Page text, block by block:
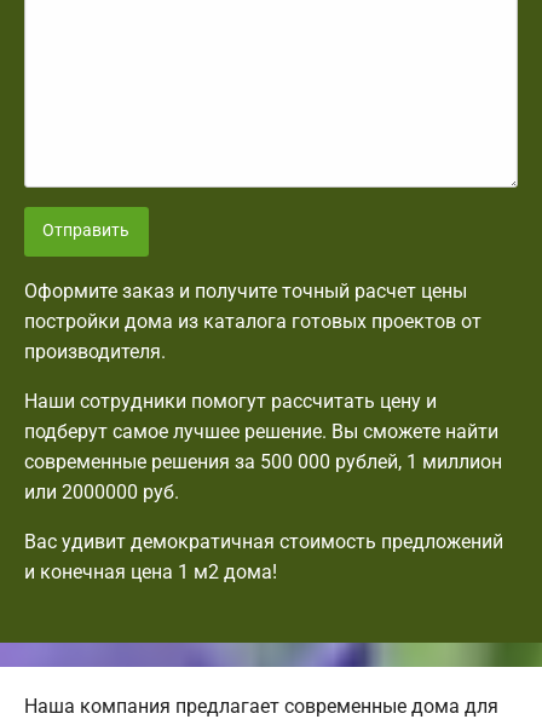
Отправить
Оформите заказ и получите точный расчет цены
постройки дома из каталога готовых проектов от
производителя.
Наши сотрудники помогут рассчитать цену и
подберут самое лучшее решение. Вы сможете найти
современные решения за 500 000 рублей, 1 миллион
или 2000000 руб.
Вас удивит демократичная стоимость предложений
и конечная цена 1 м2 дома!
Наша компания предлагает современные дома для